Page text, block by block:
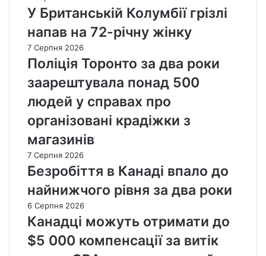
У Британській Колумбії грізлі
напав на 72-річну жінку
7 Серпня 2026
Поліція Торонто за два роки
заарештувала понад 500
людей у справах про
організовані крадіжки з
магазинів
7 Серпня 2026
Безробіття в Канаді впало до
найнижчого рівня за два роки
6 Серпня 2026
Канадці можуть отримати до
$5 000 компенсації за витік